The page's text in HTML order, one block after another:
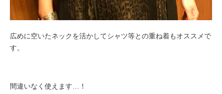
広めに空いたネックを活かしてシャツ等との重ね着もオススメで
す。
間違いなく使えます…！